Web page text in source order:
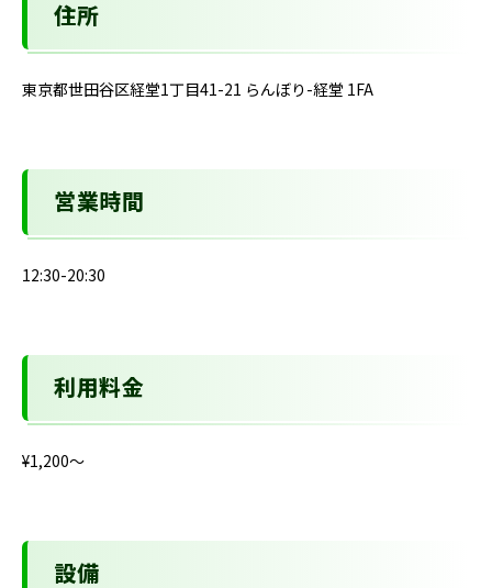
住所
東京都世田谷区経堂1丁目41-21 らんぼり-経堂 1FA
営業時間
12:30-20:30
利用料金
¥1,200〜
設備